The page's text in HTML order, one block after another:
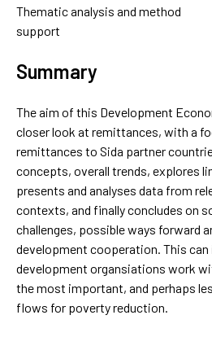
Thematic analysis and method
support
Summary
The aim of this Development
closer look at remittances, with a
remittances to Sida partner
concepts, overall trends, explores
presents and analyses data from
contexts, and finally concludes on
challenges, possible ways forward
development cooperation. This can
development organsiations work
the most important, and perhaps
flows for poverty reduction.